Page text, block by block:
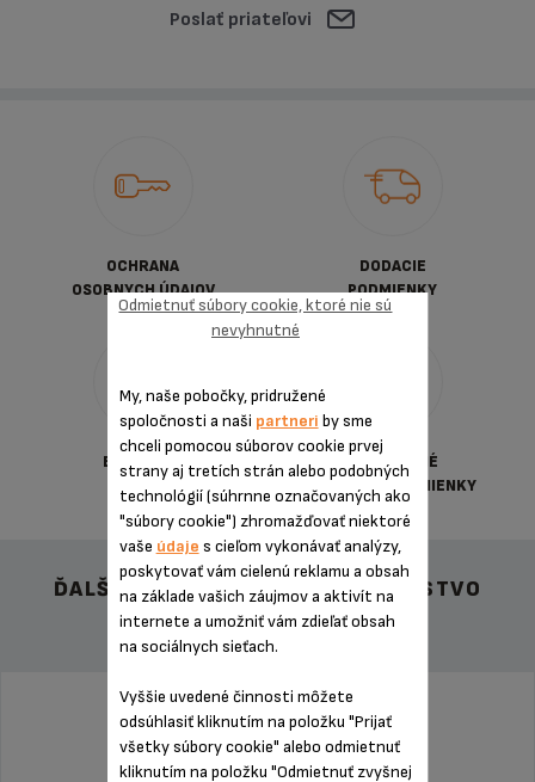
Poslať priateľovi
OCHRANA
OSOBNYCH ÚDAJOV
DODACIE
PODMIENKY
BEZPEČNÁ
PLATBA
VŠEOBECNÉ
OBCHDNÉ PODMIENKY
ĎALŠIE ODPORÚČANÉ PRÍSLUŠENSTVO
My, naše pobočky, pridružené
spoločnosti a naši partneri by sme
chceli pomocou súborov cookie prvej
strany aj tretích strán alebo podobných
technológií (súhrnne označovaných ako
"súbory cookie") zhromažďovať niektoré
vaše údaje s cieľom vykonávať analýzy,
poskytovať vám cielenú reklamu a obsah
na základe vašich záujmov a aktivít na
internete a umožniť vám zdieľať obsah
na sociálnych sieťach.
Vyššie uvedené činnosti môžete
odsúhlasiť kliknutím na položku "Prijať
všetky súbory cookie" alebo odmietnuť
kliknutím na položku "Odmietnuť zvyšnej
Odmietnuť súbory cookie, ktoré nie sú
nevyhnutné